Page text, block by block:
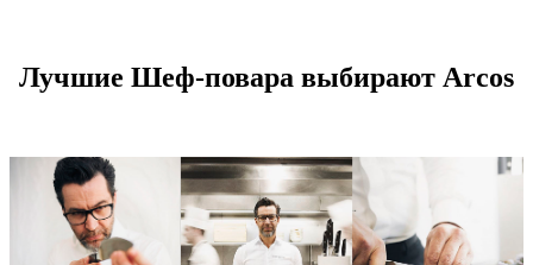
Лучшие Шеф-повара выбирают Arcos